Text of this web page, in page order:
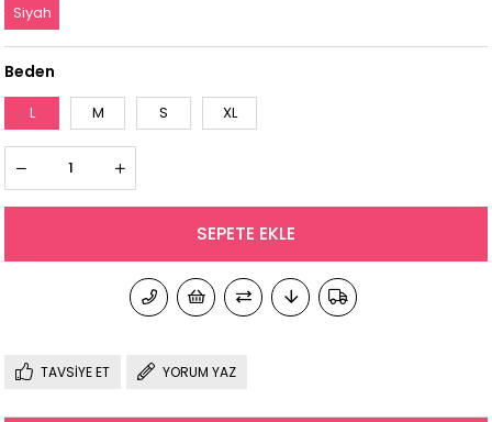
Siyah
Beden
L M S XL
TAVSIYE ET YORUM YAZ